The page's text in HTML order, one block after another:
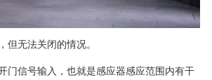
但无法关闭的情况。
门信号输入，也就是感应器感应范围内有干